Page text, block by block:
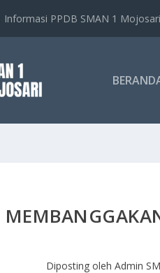
Informasi PPDB SMAN 1
Diposting oleh Admin